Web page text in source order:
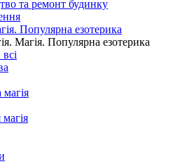
та ремонт будинку
Популярна езотерика
Магія. Популярна езотерика